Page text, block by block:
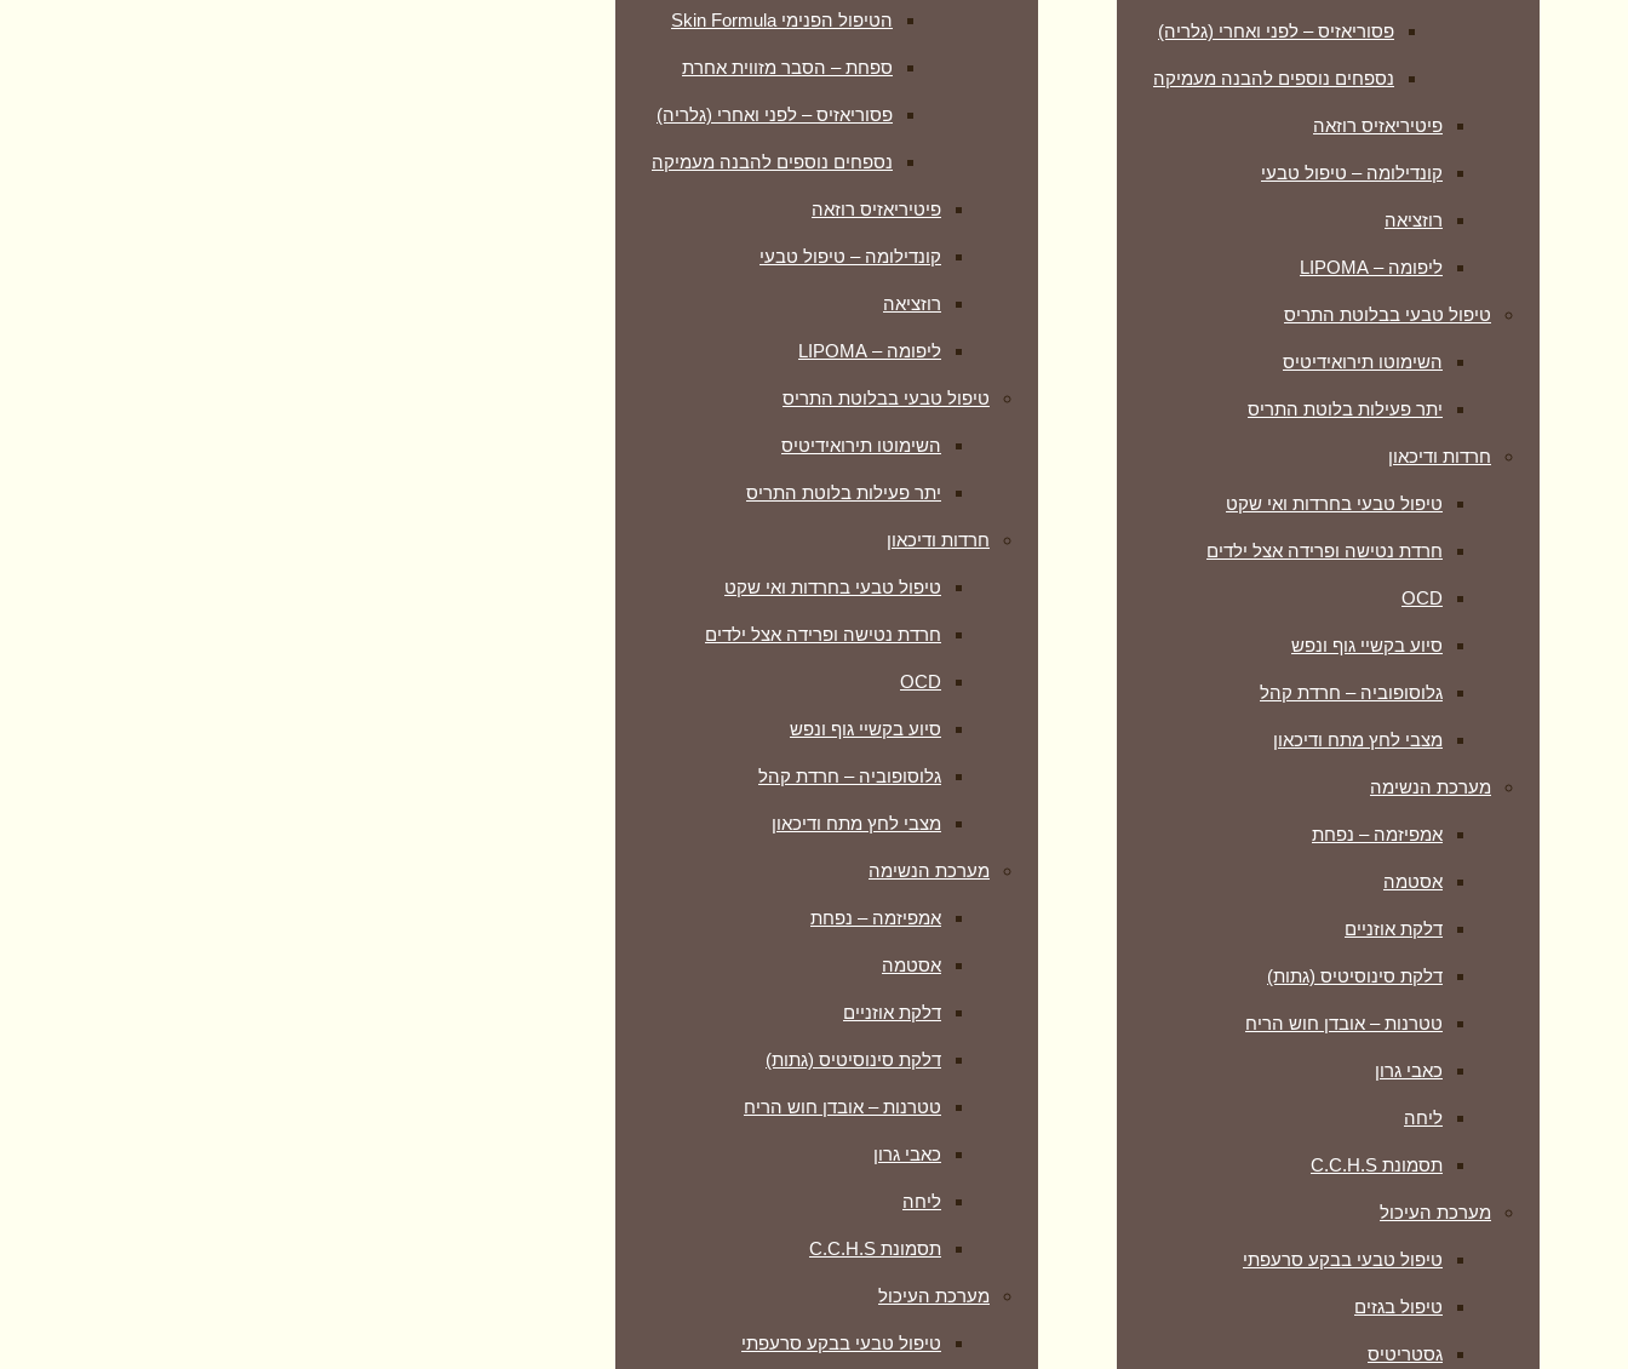
פסוריאזיס – לפני ואחרי (גלריה)
נספחים נוספים להבנה מעמיקה
פיטיריאזיס רוזאה
קונדילומה – טיפול טבעי
רוזציאה
ליפומה – LIPOMA
טיפול טבעי בבלוטת התריס
השימוטו תירואידיטיס
יתר פעילות בלוטת התריס
חרדות ודיכאון
טיפול טבעי בחרדות ואי שקט
חרדת נטישה ופרידה אצל ילדים
OCD
סיוע בקשיי גוף ונפש
גלוסופוביה – חרדת קהל
מצבי לחץ מתח ודיכאון
מערכת הנשימה
אמפיזמה – נפחת
אסטמה
דלקת אוזניים
דלקת סינוסיטיס (גתות)
טטרנות – אובדן חוש הריח
כאבי גרון
ליחה
תסמונת C.C.H.S
מערכת העיכול
טיפול טבעי בבקע סרעפתי
טיפול בגזים
גסטריטיס
הטיפול הפנימי Skin Formula
ספחת – הסבר מזווית אחרת
פסוריאזיס – לפני ואחרי (גלריה)
נספחים נוספים להבנה מעמיקה
פיטיריאזיס רוזאה
קונדילומה – טיפול טבעי
רוזציאה
ליפומה – LIPOMA
טיפול טבעי בבלוטת התריס
השימוטו תירואידיטיס
יתר פעילות בלוטת התריס
חרדות ודיכאון
טיפול טבעי בחרדות ואי שקט
חרדת נטישה ופרידה אצל ילדים
OCD
סיוע בקשיי גוף ונפש
גלוסופוביה – חרדת קהל
מצבי לחץ מתח ודיכאון
מערכת הנשימה
אמפיזמה – נפחת
אסטמה
דלקת אוזניים
דלקת סינוסיטיס (גתות)
טטרנות – אובדן חוש הריח
כאבי גרון
ליחה
תסמונת C.C.H.S
מערכת העיכול
טיפול טבעי בבקע סרעפתי